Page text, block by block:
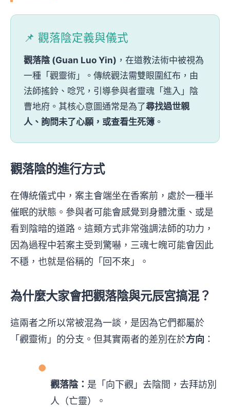
📌 觀落陰定義與儀式
觀落陰 (Guan Luo Yin) ，在道教法術中被視為
一種「觀靈術」。傳統觀法需雙眼圍紅布，由
法師搖鈴、唸咒，引導參與者靈魂「進入」陰
曹地府。其核心意圖通常是為了尋找過世親
人、詢問未了心願，或查看生死簿 。
觀落陰的進行方式
在傳統儀式中，案主會端坐在香案前，處於一種半
催眠的狀態。參與者可能會感覺到身體沈重、或是
看到陰暗的道路。這類方式非常強調法師的功力，
因為過程中若案主受到驚嚇，三魂七魄可能會因此
不穩，也就是俗稱的「回不來」。
為什麼大家會把觀落陰與元辰宮搞混？
這兩者之所以常被混為一談，是因為它們都屬於
「觀靈術」的分支。但其實兩者的差別在於方向 ：
●
觀落陰： 是「向下觀」去陰間，去拜訪別
人（亡靈）。